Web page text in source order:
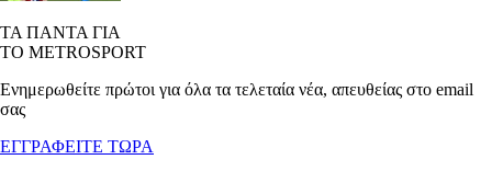
ΤΑ ΠΑΝΤΑ ΓΙΑ
ΤΟ METROSPORT
Ενημερωθείτε πρώτοι για όλα τα τελεταία νέα, απευθείας στο email
σας
ΕΓΓΡΑΦΕΙΤΕ ΤΩΡΑ